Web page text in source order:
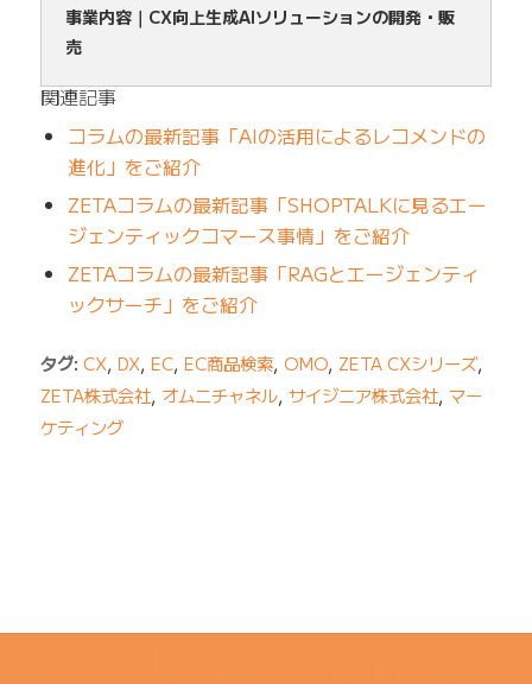
事業内容｜CX向上生成AIソリューションの開発・販
売
関連記事
コラムの最新記事「AIの活用によるレコメンドの
進化」をご紹介
ZETAコラムの最新記事「SHOPTALKに見るエー
ジェンティックコマース事情」をご紹介
ZETAコラムの最新記事「RAGとエージェンティ
ックサーチ」をご紹介
タグ: CX, DX, EC, EC商品検索, OMO, ZETA CXシリーズ,
ZETA株式会社, オムニチャネル, サイジニア株式会社, マー
ケティング